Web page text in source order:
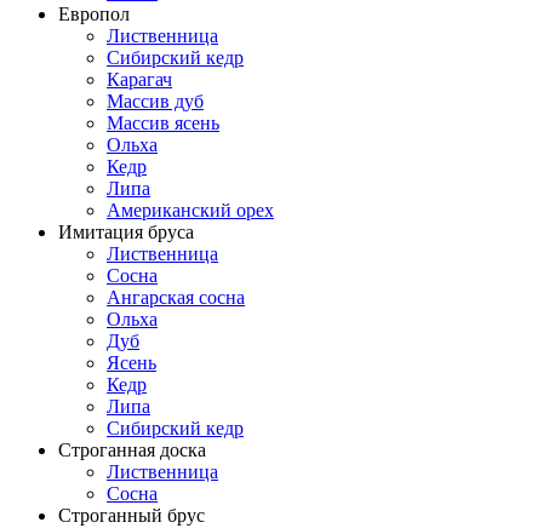
Европол
Лиственница
Сибирский кедр
Карагач
Массив дуб
Массив ясень
Ольха
Кедр
Липа
Американский орех
Имитация бруса
Лиственница
Сосна
Ангарская сосна
Ольха
Дуб
Ясень
Кедр
Липа
Сибирский кедр
Строганная доска
Лиственница
Сосна
Строганный брус